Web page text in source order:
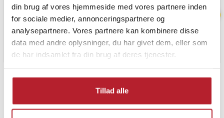
din brug af vores hjemmeside med vores partnere inden
for sociale medier, annonceringspartnere og
analysepartnere. Vores partnere kan kombinere disse
data med andre oplysninger, du har givet dem, eller som
de har indsamlet fra din brug af deres tjenester.
Tillad alle